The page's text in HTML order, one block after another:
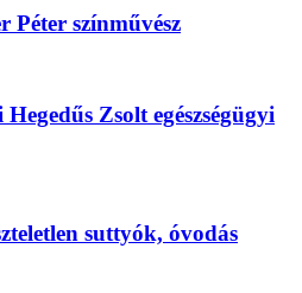
Péter színművész
Zsolt egészségügyi
suttyók, óvodás